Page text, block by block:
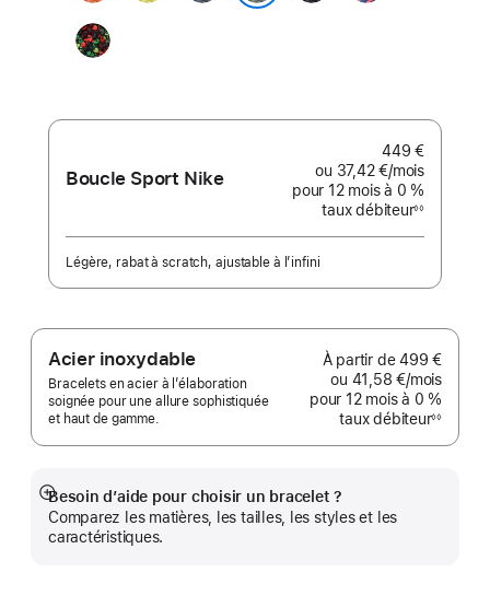
Black
Unity
Connection
Boucle Sport Nike
449 €
ou 37,42 €/mois
pour 12 mois à 0 %
taux débiteur
page
◊◊
Légère, rabat à scratch, ajustable à l’infini
Acier inoxydable
Bracelets en acier à l’élaboration
soignée pour une allure sophistiquée
et haut de gamme.
À partir de499 €
ou 41,58 €/mois
pour 12 mois à 0 %
taux débiteur◊◊
Besoin d’aide pour choisir un bracelet ?
Comparez les matières, les tailles, les styles et les
caractéristiques.
Afficher
plus